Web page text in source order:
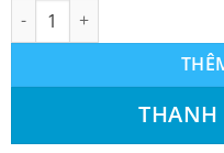
Máy lạnh LG 1.0hp inverter
THANH